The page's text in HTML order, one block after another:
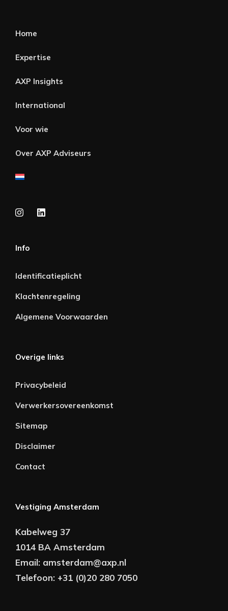
Home
Expertise
AXP Insights
International
Voor wie
Over AXP Adviseurs
Info
Identificatieplicht
Klachtenregeling
Algemene Voorwaarden
Overige links
Privacybeleid
Verwerkersovereenkomst
Sitemap
Disclaimer
Contact
Vestiging Amsterdam
Kabelweg 37
1014 BA Amsterdam
Email: amsterdam@axp.nl
Telefoon: +31 (0)20 280 7050